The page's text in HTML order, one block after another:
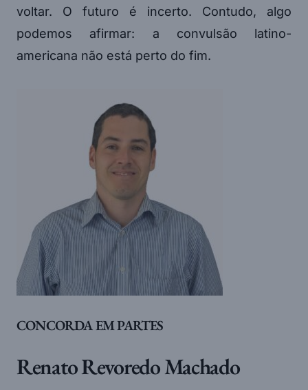
voltar. O futuro é incerto. Contudo, algo
podemos afirmar: a convulsão latino-
americana não está perto do fim.
CONCORDA EM PARTES
Renato Revoredo Machado